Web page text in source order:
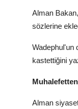
Alman
sözlerine
Wadephul'un
kastettiğini
Alman